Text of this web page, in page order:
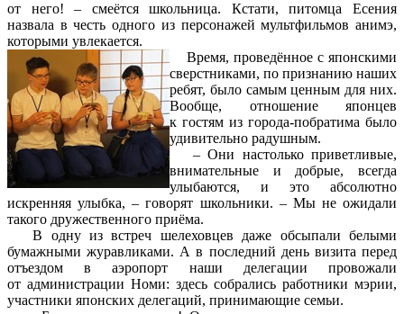
от него! – смеётся школьница. Кстати, питомца Есения
назвала в честь одного из персонажей мультфильмов анимэ,
которыми увлекается.
Время, проведённое с японскими
сверстниками, по признанию наших
ребят, было самым ценным для них.
Вообще, отношение японцев
к гостям из города-побратима было
удивительно радушным.
– Они настолько приветливые,
внимательные и добрые, всегда
улыбаются, и это абсолютно
искренняя улыбка, – говорят школьники. – Мы не ожидали
такого дружественного приёма.
В одну из встреч шелеховцев даже обсыпали белыми
бумажными журавликами. А в последний день визита перед
отъездом в аэропорт наши делегации провожали
от администрации Номи: здесь собрались работники мэрии,
участники японских делегаций, принимающие семьи.